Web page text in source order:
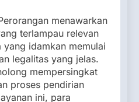
menawarkan
terlampau relevan
idamkan memulai
legalitas yang jelas.
mempersingkat
proses pendirian
ini, para